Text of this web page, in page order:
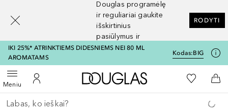
Douglas programėlę
ir reguliariai gaukite
išskirtinius
pasiūlymus ir
nuolaidas
RODYTI
IKI 25%* ATRINKTIEMS DIDESNIEMS NEI 80 ML
AROMATAMS
Kodas:BIG
MeniuAtidaryti meniuĮ mano paskyrą
Į Douglas pagrindinį
Į mano
Į
Grįžk atgal
Vykdykite paiešką
[navigation.slideout.screenreader]